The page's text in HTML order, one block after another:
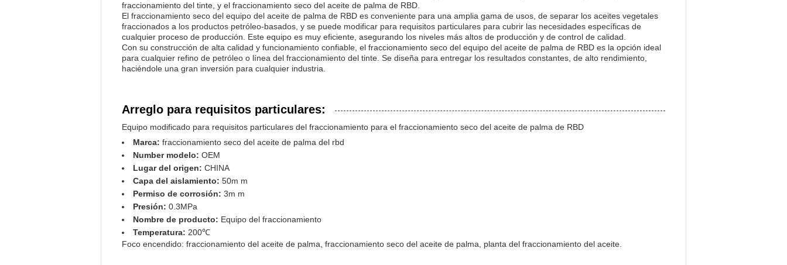
fraccionamiento del tinte, y el fraccionamiento seco del aceite de palma de RBD.
El fraccionamiento seco del equipo del aceite de palma de RBD es conveniente para una amplia gama de usos, de separar los aceites vegetales
fraccionados a los productos petróleo-basados, y se puede modificar para requisitos particulares para cubrir las necesidades específicas de
cualquier proceso de producción. Este equipo es muy eficiente, asegurando los niveles más altos de producción y de control de calidad.
Con su construcción de alta calidad y funcionamiento confiable, el fraccionamiento seco del equipo del aceite de palma de RBD es la opción ideal
para cualquier refino de petróleo o línea del fraccionamiento del tinte. Se diseña para entregar los resultados constantes, de alto rendimiento,
haciéndole una gran inversión para cualquier industria.
Arreglo para requisitos particulares:
Equipo modificado para requisitos particulares del fraccionamiento para el fraccionamiento seco del aceite de palma de RBD
Marca: fraccionamiento seco del aceite de palma del rbd
Number modelo: OEM
Lugar del origen: CHINA
Capa del aislamiento: 50m m
Permiso de corrosión: 3m m
Presión: 0.3MPa
Nombre de producto: Equipo del fraccionamiento
Temperatura: 200℃
Foco encendido: fraccionamiento del aceite de palma, fraccionamiento seco del aceite de palma, planta del fraccionamiento del aceite.